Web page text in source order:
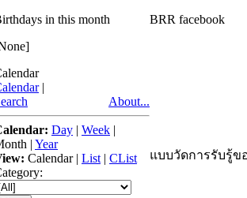
in this month
|
About...
Day | Week |
| Year
Calendar| List | CList
BRR facebook
แบบวัดการรับรู้ข